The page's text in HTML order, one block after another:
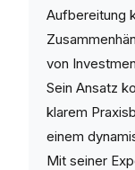
Aufbereitung
von
Sein Ansatz
klarem
einem
Mit seiner